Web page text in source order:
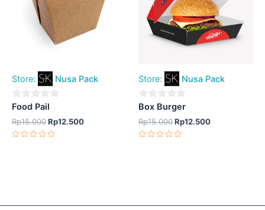
Store: Nusa Pack
0
out
of
Food Pail
Rp15.000Rp12.500
Store: Nusa Pack
0
out
of
Box Burger
Rp15.000Rp12.500